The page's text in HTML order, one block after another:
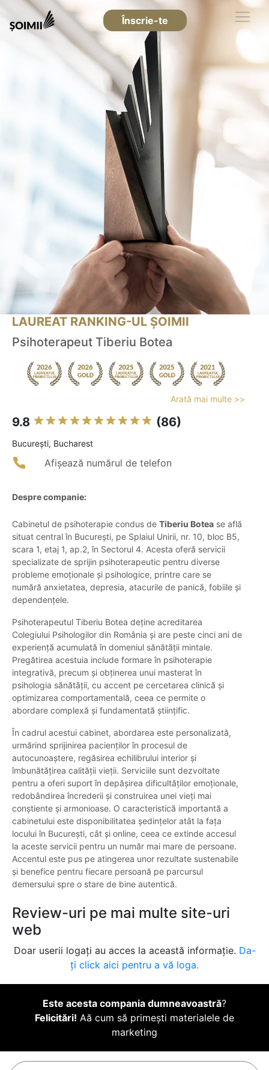
Înscrie-te
LAUREAT RANKING-UL ȘOIMII
Psihoterapeut Tiberiu Botea
Arată mai multe >>
9.8 (86)
Bucureşti, Bucharest
Afișează numărul de telefon
Despre companie:
Cabinetul de psihoterapie condus de Tiberiu Botea se află
situat central în București, pe Splaiul Unirii, nr. 10, bloc B5,
scara 1, etaj 1, ap.2, în Sectorul 4. Acesta oferă servicii
specializate de sprijin psihoterapeutic pentru diverse
probleme emoționale și psihologice, printre care se
numără anxietatea, depresia, atacurile de panică, fobiile și
dependențele.
Psihoterapeutul Tiberiu Botea deține acreditarea
Colegiului Psihologilor din România și are peste cinci ani de
experiență acumulată în domeniul sănătății mintale.
Pregătirea acestuia include formare în psihoterapie
integrativă, precum și obținerea unui masterat în
psihologia sănătății, cu accent pe cercetarea clinică și
optimizarea comportamentală, ceea ce permite o
abordare complexă și fundamentată științific.
În cadrul acestui cabinet, abordarea este personalizată,
urmărind sprijinirea pacienților în procesul de
autocunoaștere, regăsirea echilibrului interior și
îmbunătățirea calității vieții. Serviciile sunt dezvoltate
pentru a oferi suport în depășirea dificultăților emoționale,
redobândirea încrederii și construirea unei vieți mai
conștiente și armonioase. O caracteristică importantă a
cabinetului este disponibilitatea ședințelor atât la fața
locului în București, cât și online, ceea ce extinde accesul
la aceste servicii pentru un număr mai mare de persoane.
Accentul este pus pe atingerea unor rezultate sustenabile
și benefice pentru fiecare persoană pe parcursul
demersului spre o stare de bine autentică.
Review-uri pe mai multe site-uri
web
Doar userii logați au acces la această informație. Da-
ți click aici pentru a vă loga.
Este acesta compania dumneavoastră?
Felicitări! Aă cum să primești materialele de
marketing